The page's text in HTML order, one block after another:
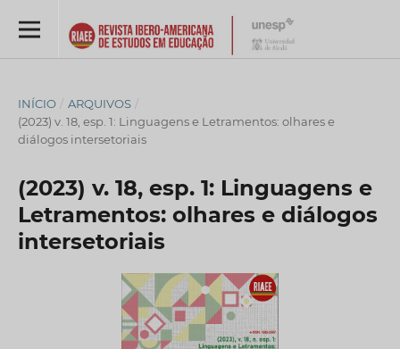
INÍCIO / ARQUIVOS /
(2023) v. 18, esp. 1: Linguagens e Letramentos: olhares e
diálogos intersetoriais
(2023) v. 18, esp. 1: Linguagens e
Letramentos: olhares e diálogos
intersetoriais